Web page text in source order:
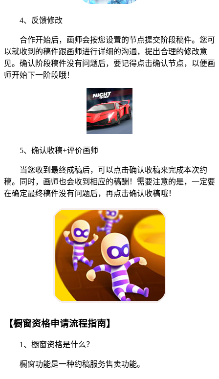
4、反馈修改
合作开始后，画师会按您设置的节点提交阶段稿件。您可
以就收到的稿件跟画师进行详细的沟通，提出合理的修改意
见。确认阶段稿件没有问题后，要记得点击确认节点，以便画
师开始下一阶段哦！
5、确认收稿+评价画师
当您收到最终成稿后，可以点击确认收稿来完成本次约
稿。同时，画师也会收到相应的稿酬！需要注意的是，一定要
在确定最终稿件没有问题后，再点击确认收稿哦！
【橱窗资格申请流程指南】
1、橱窗资格是什么？
橱窗功能是一种约稿服务售卖功能。